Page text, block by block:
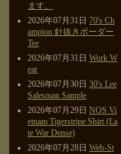
ます。
2026年07月31日 70's Ch
ampion 針抜きボーダー
Tee
2026年07月31日 Work W
ear
2026年07月30日 30's Lee
Salesman Sample
2026年07月29日 NOS Vi
etnam Tigerstripe Shirt (La
te War Dense)
2026年07月28日 Web-St